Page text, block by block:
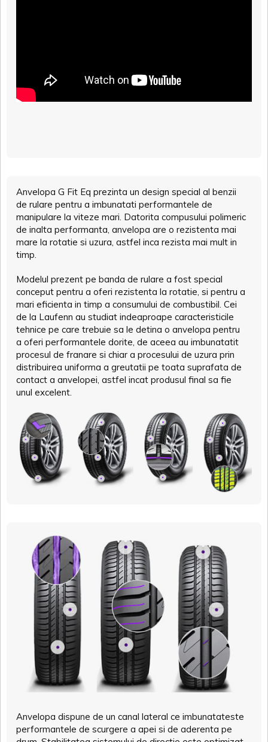
Anvelopa G Fit Eq prezinta un design special al benzii
de rulare pentru a imbunatati performantele de
manipulare la viteze mari. Datorita compusului polimeric
de inalta performanta, anvelopa are o rezistenta mai
mare la rotatie si uzura, astfel inca rezista mai mult in
timp.
Modelul prezent pe banda de rulare a fost special
conceput pentru a oferi rezistenta la rotatie, si pentru a
mari eficienta in timp a consumului de combustibil. Cei
de la Laufenn au studiat indeaproape caracteristicile
tehnice pe care trebuie sa le detina o anvelopa pentru
a oferi performantele dorite, de aceea au imbunatatit
procesul de franare si chiar a procesului de uzura prin
distribuirea uniforma a greutatii pe toata suprafata de
contact a anvelopei, astfel incat produsul final sa fie
unul excelent.
Anvelopa dispune de un canal lateral ce imbunatateste
performantele de scurgere a apei si de aderenta pe